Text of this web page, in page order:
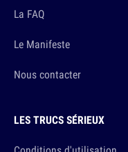
La FAQ
Le Manifeste
Nous contacter
LES TRUCS SÉRIEUX